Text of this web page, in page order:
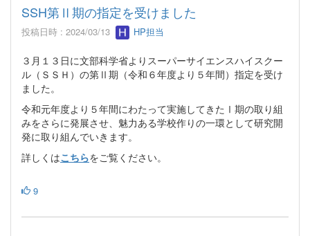
SSH第Ⅱ期の指定を受けました
投稿日時 : 2024/03/13 HP担当
３月１３日に文部科学省よりスーパーサイエンスハイスクー
ル（ＳＳＨ）の第Ⅱ期（令和６年度より５年間）指定を受け
ました。
令和元年度より５年間にわたって実施してきたⅠ期の取り組
みをさらに発展させ、魅力ある学校作りの一環として研究開
発に取り組んでいきます。
詳しくはこちらをご覧ください。
9